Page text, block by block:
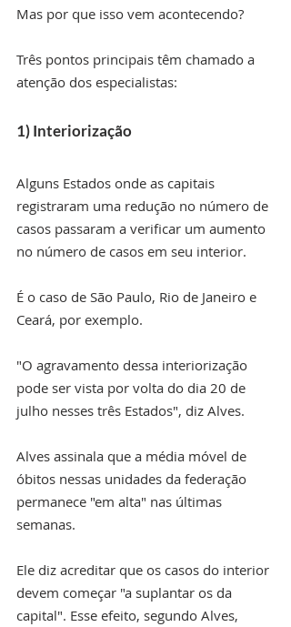
Mas por que isso vem acontecendo?
Três pontos principais têm chamado a
atenção dos especialistas:
1) Interiorização
Alguns Estados onde as capitais
registraram uma redução no número de
casos passaram a verificar um aumento
no número de casos em seu interior.
É o caso de São Paulo, Rio de Janeiro e
Ceará, por exemplo.
"O agravamento dessa interiorização
pode ser vista por volta do dia 20 de
julho nesses três Estados", diz Alves.
Alves assinala que a média móvel de
óbitos nessas unidades da federação
permanece "em alta" nas últimas
semanas.
Ele diz acreditar que os casos do interior
devem começar "a suplantar os da
capital". Esse efeito, segundo Alves,